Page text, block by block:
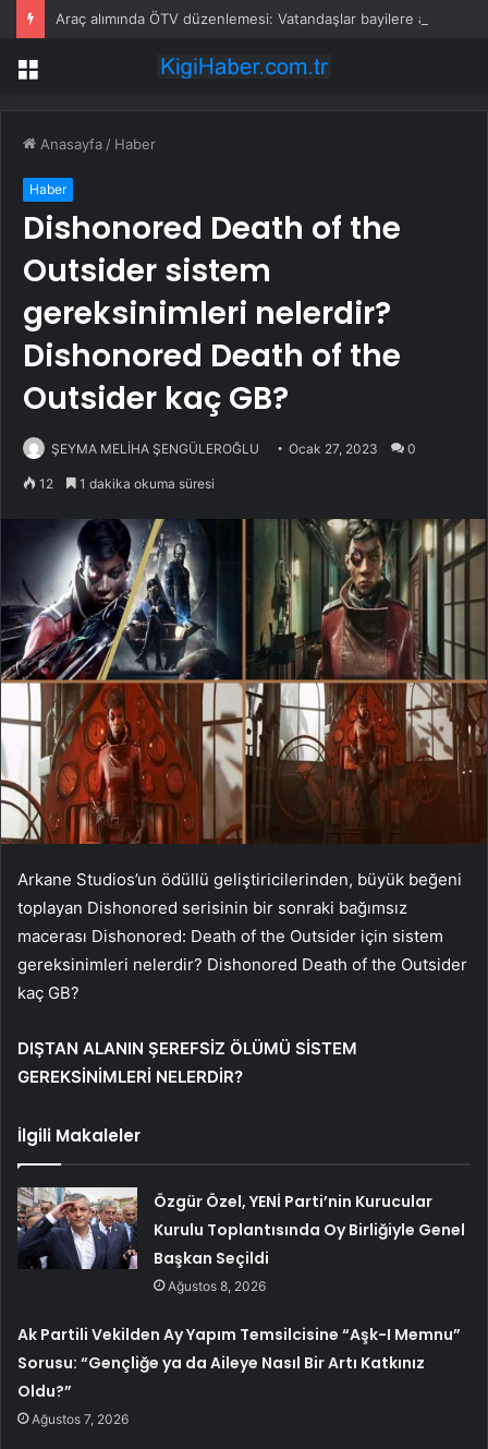
Menü
Anasayfa / Haber
Haber
Dishonored Death of the
Outsider sistem
gereksinimleri nelerdir?
Dishonored Death of the
Outsider kaç GB?
ŞEYMA MELİHA ŞENGÜLEROĞLU Ocak 27, 2023 0
12 1 dakika okuma süresi
Arkane Studios’un ödüllü geliştiricilerinden, büyük beğeni
toplayan Dishonored serisinin bir sonraki bağımsız
macerası Dishonored: Death of the Outsider için sistem
gereksinimleri nelerdir? Dishonored Death of the Outsider
kaç GB?
DIŞTAN ALANIN ŞEREFSİZ ÖLÜMÜ SİSTEM
GEREKSİNİMLERİ NELERDİR?
İlgili Makaleler
Özgür Özel, YENİ Parti’nin Kurucular
Kurulu Toplantısında Oy Birliğiyle Genel
Başkan Seçildi
Ağustos 8, 2026
Ak Partili Vekilden Ay Yapım Temsilcisine “Aşk-I Memnu”
Sorusu: “Gençliğe ya da Aileye Nasıl Bir Artı Katkınız
Oldu?”
Ağustos 7, 2026